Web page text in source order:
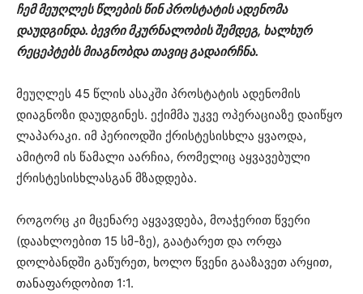
ჩემ მეუღლეს წლების წინ პროსტატის ადენომა
დაუდგინდა. ბევრი მკურნალობის შემდეგ, ხალხურ
რეცეპტებს მიაგნობდა თავიც გადაირჩნა.
მეუღლეს 45 წლის ასაკში პროსტატის ადენომის
დიაგნოზი დაუდგინეს. ექიმმა უკვე ოპერაციაზე დაიწყო
ლაპარაკი. იმ პერიოდში ქრისტესისხლა ყვაოდა,
ამიტომ ის წამალი აარჩია, რომელიც აყვავებული
ქრისტესისხლასგან მზადდება.
როგორც კი მცენარე აყვავდება, მოაჭერით წვერი
(დაახლოებით 15 სმ-ზე), გაატარეთ და ორფა
დოლბანდში გაწურეთ, ხოლო წვენი გააზავეთ არყით,
თანაფარდობით 1:1.